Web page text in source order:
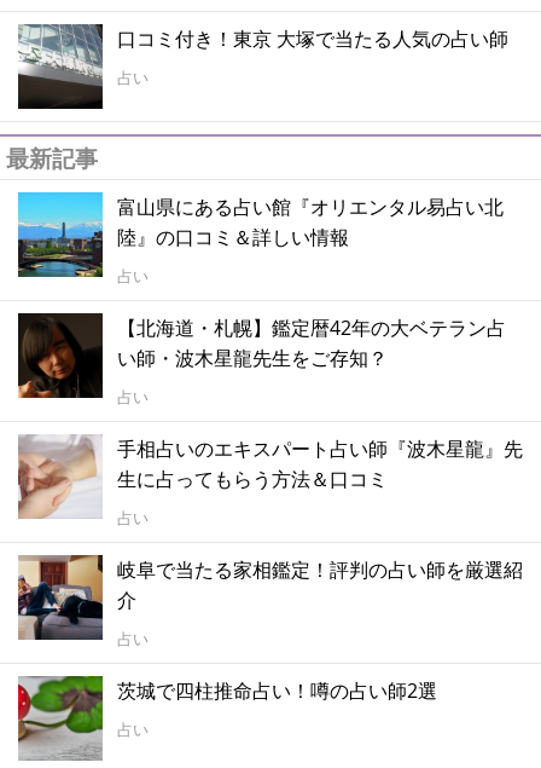
口コミ付き！東京 大塚で当たる人気の占い師
占い
最新記事
富山県にある占い館『オリエンタル易占い北
陸』の口コミ＆詳しい情報
占い
【北海道・札幌】鑑定暦42年の大ベテラン占
い師・波木星龍先生をご存知？
占い
手相占いのエキスパート占い師『波木星龍』先
生に占ってもらう方法＆口コミ
占い
岐阜で当たる家相鑑定！評判の占い師を厳選紹
介
占い
茨城で四柱推命占い！噂の占い師2選
占い